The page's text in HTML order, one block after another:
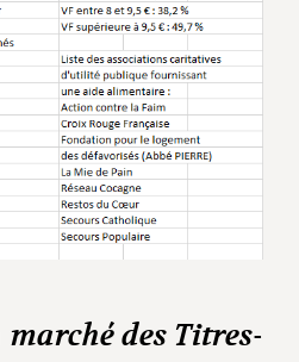
marché des Titres-